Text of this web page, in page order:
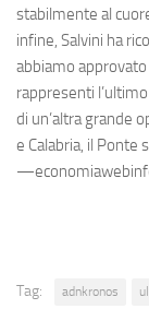
stabilmente al
infine, Salvini ha
abbiamo
rappresenti
di un’altra grande
e Calabria, il Ponte
Tag: adnkronos